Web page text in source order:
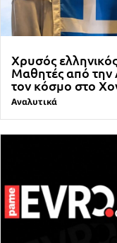
Χρυσός
Μαθητές από την
τον κόσμο στο
Αναλυτικά